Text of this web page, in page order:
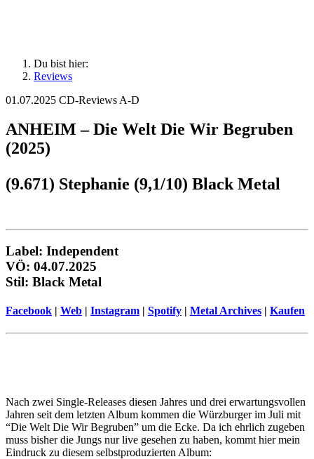
Du bist hier:
Reviews
01.07.2025 CD-Reviews A-D
ANHEIM – Die Welt Die Wir Begruben
(2025)
(9.671) Stephanie (9,1/10) Black Metal
Label: Independent
VÖ: 04.07.2025
Stil: Black Metal
Facebook | Web | Instagram | Spotify | Metal Archives | Kaufen
Nach zwei Single-Releases diesen Jahres und drei erwartungsvollen
Jahren seit dem letzten Album kommen die Würzburger im Juli mit
“Die Welt Die Wir Begruben” um die Ecke. Da ich ehrlich zugeben
muss bisher die Jungs nur live gesehen zu haben, kommt hier mein
Eindruck zu diesem selbstproduzierten Album: